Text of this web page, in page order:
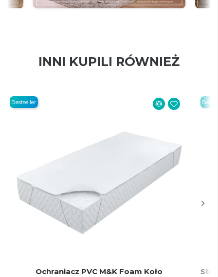
INNI KUPILI RÓWNIEŻ
Ochraniacz PVC M&K Foam Koło
Bestseller